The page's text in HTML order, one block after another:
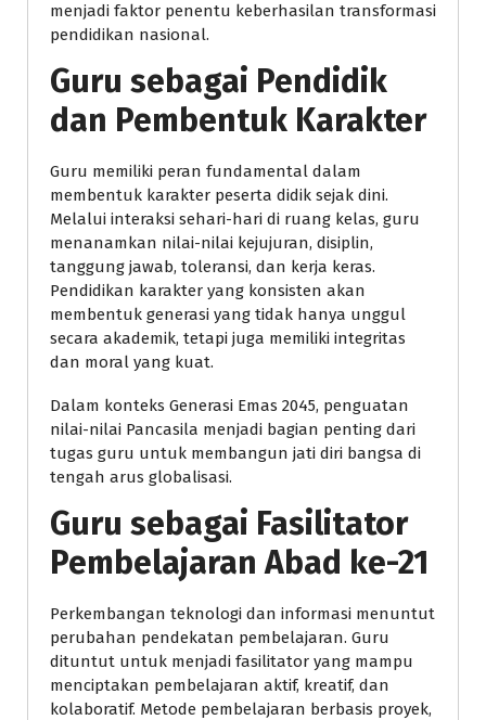
menjadi faktor penentu keberhasilan transformasi
pendidikan nasional.
Guru sebagai Pendidik
dan Pembentuk Karakter
Guru memiliki peran fundamental dalam
membentuk karakter peserta didik sejak dini.
Melalui interaksi sehari-hari di ruang kelas, guru
menanamkan nilai-nilai kejujuran, disiplin,
tanggung jawab, toleransi, dan kerja keras.
Pendidikan karakter yang konsisten akan
membentuk generasi yang tidak hanya unggul
secara akademik, tetapi juga memiliki integritas
dan moral yang kuat.
Dalam konteks Generasi Emas 2045, penguatan
nilai-nilai Pancasila menjadi bagian penting dari
tugas guru untuk membangun jati diri bangsa di
tengah arus globalisasi.
Guru sebagai Fasilitator
Pembelajaran Abad ke-21
Perkembangan teknologi dan informasi menuntut
perubahan pendekatan pembelajaran. Guru
dituntut untuk menjadi fasilitator yang mampu
menciptakan pembelajaran aktif, kreatif, dan
kolaboratif. Metode pembelajaran berbasis proyek,